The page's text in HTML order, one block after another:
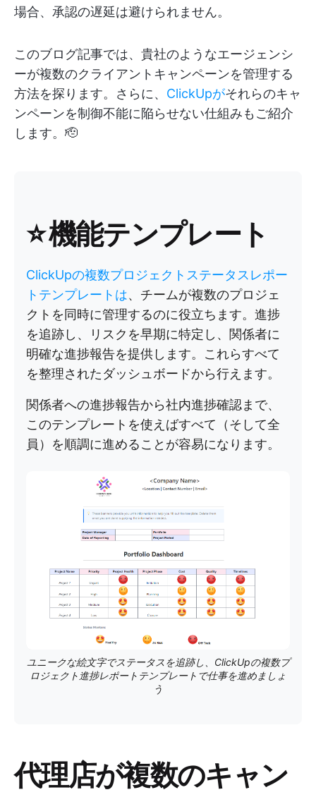
場合、承認の遅延は避けられません。
このブログ記事では、貴社のようなエージェンシ
ーが複数のクライアントキャンペーンを管理する
方法を探ります。さらに、 ClickUpがそれらのキャ
ンペーンを制御不能に陥らせない仕組みもご紹介
します。🫡
⭐ 機能テンプレート
ClickUpの複数プロジェクトステータスレポー
トテンプレートは、チームが複数のプロジェ
クトを同時に管理するのに役立ちます。進捗
を追跡し、リスクを早期に特定し、関係者に
明確な進捗報告を提供します。これらすべて
を整理されたダッシュボードから行えます。
関係者への進捗報告から社内進捗確認まで、
このテンプレートを使えばすべて（そして全
員）を順調に進めることが容易になります。
ユニークな絵文字でステータスを追跡し、ClickUpの複数プ
ロジェクト進捗レポートテンプレートで仕事を進めましょ
う
代理店が複数のキャン